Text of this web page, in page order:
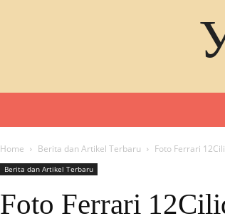
Home Berita dan Artikel Terbaru Foto Ferrari
Berita dan Artikel Terbaru
Foto Ferrari